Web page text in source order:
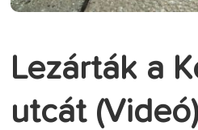
Lezárták a
utcát (Videó)